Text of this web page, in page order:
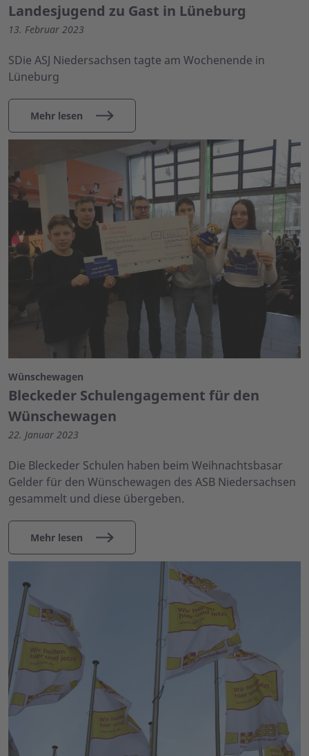
Landesjugend zu Gast in Lüneburg
13. Februar 2023
SDie ASJ Niedersachsen tagte am Wochenende in
Lüneburg
Mehr lesen
Wünschewagen
Bleckeder Schulengagement für den
Wünschewagen
22. Januar 2023
Die Bleckeder Schulen haben beim Weihnachtsbasar
Gelder für den Wünschewagen des ASB Niedersachsen
gesammelt und diese übergeben.
Mehr lesen